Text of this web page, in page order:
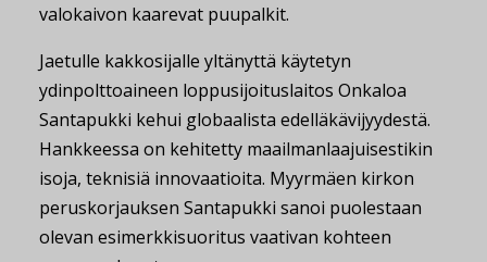
valokaivon kaarevat puupalkit.
Jaetulle kakkosijalle yltänyttä käytetyn
ydinpolttoaineen loppusijoituslaitos Onkaloa
Santapukki kehui globaalista edelläkävijyydestä.
Hankkeessa on kehitetty maailmanlaajuisestikin
isoja, teknisiä innovaatioita. Myyrmäen kirkon
peruskorjauksen Santapukki sanoi puolestaan
olevan esimerkkisuoritus vaativan kohteen